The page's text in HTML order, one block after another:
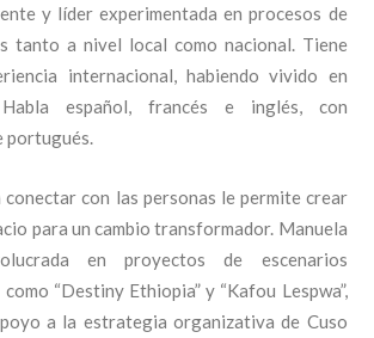
y líder experimentada en procesos de
tanto a nivel local como nacional. Tiene
internacional, habiendo vivido en
español, francés e inglés, con
portugués
conectar con las personas le permite crear
para un cambio transformador. Manuela
en proyectos de escenarios
“Destiny Ethiopia” y “Kafou Lespwa”,
a la estrategia organizativa de Cuso